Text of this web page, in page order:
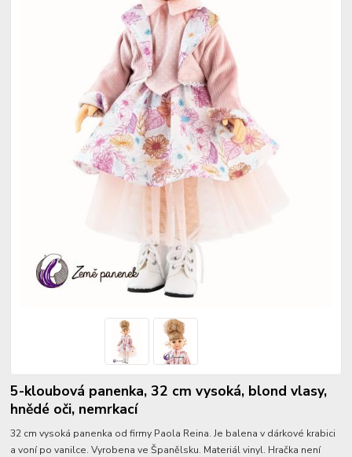
5-kloubová panenka, 32 cm vysoká, blond vlasy,
hnědé oči, nemrkací
32 cm vysoká panenka od firmy Paola Reina. Je balena v dárkové krabici
a voní po vanilce. Vyrobena ve Španělsku. Materiál vinyl. Hračka není